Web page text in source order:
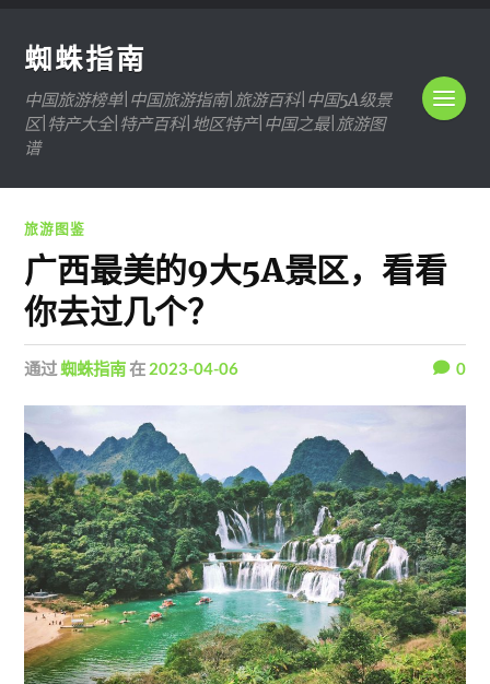
蜘蛛指南
中国旅游榜单|中国旅游指南|旅游百科|中国5A级景
区|特产大全|特产百科|地区特产|中国之最|旅游图
谱
旅游图鉴
广西最美的9大5A景区，看看
你去过几个？
通过蜘蛛指南在 2023-04-06 0